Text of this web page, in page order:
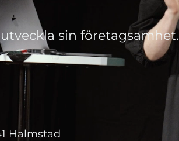
sin företagsamhet.
Halmstad